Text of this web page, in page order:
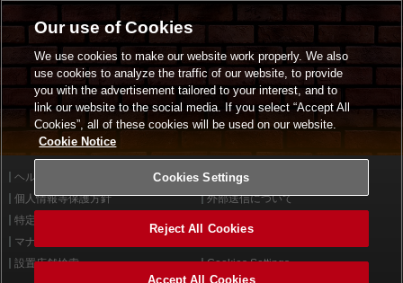
ヘルプ
利用規約
個人情報等保護方針
外部送信について
特定商取引法に基づく表示
マナー＆ルール
設置店舗検索
Cookies Settings
Our use of Cookies
We use cookies to make our website work properly. We also
use cookies to analyze the traffic of our website, to provide
you with the advertisement tailored to your interest, and to
link our website to the social media. If you select “Accept All
Cookies”, all of these cookies will be used on our website.
Cookie Notice
Cookies Settings
Reject All Cookies
Accept All Cookies